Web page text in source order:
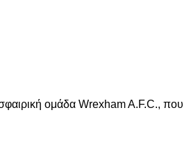
ομάδα Wrexham A.F.C., που